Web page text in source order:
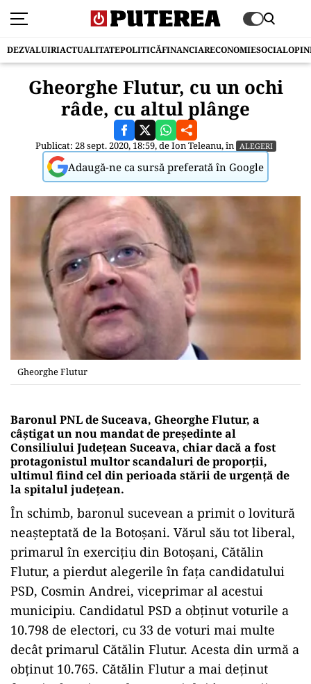
DEZVALUIRIACTUALITATEPOLITICĂFINANCIARECONOMIESOCIAL
Gheorghe Flutur, cu un ochi
râde, cu altul plânge
Publicat: 28 sept. 2020, 18:59, deIon Teleanu, în ALEGERI
Adaugă-ne ca sursă preferată în Google
Gheorghe Flutur
Baronul PNL de Suceava, Gheorghe Flutur, a
câștigat un nou mandat de președinte al
Consiliului Județean Suceava, chiar dacă a fost
protagonistul multor scandaluri de proporții,
ultimul fiind cel din perioada stării de urgență de
la spitalul județean.
În schimb, baronul sucevean a primit o lovitură
neașteptată de la Botoșani. Vărul său tot liberal,
primarul în exercițiu din Botoșani, Cătălin
Flutur, a pierdut alegerile în fața candidatului
PSD, Cosmin Andrei, viceprimar al acestui
municipiu. Candidatul PSD a obținut voturile a
10.798 de electori, cu 33 de voturi mai multe
decât primarul Cătălin Flutur. Acesta din urmă a
obținut 10.765. Cătălin Flutur a mai deținut